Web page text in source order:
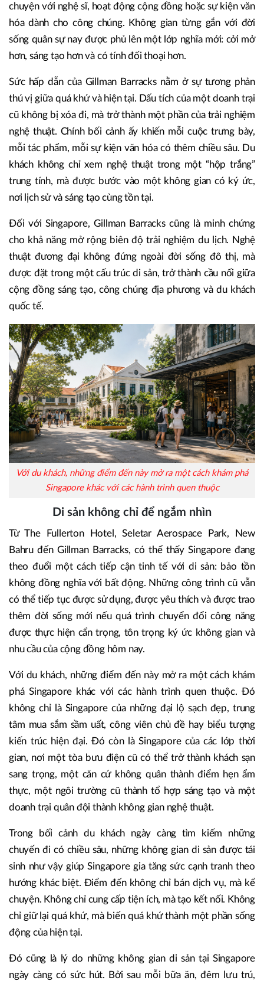
chuyện với nghệ sĩ, hoạt động cộng đồng hoặc sự kiện văn
hóa dành cho công chúng. Không gian từng gắn với đời
sống quân sự nay được phủ lên một lớp nghĩa mới: cởi mở
hơn, sáng tạo hơn và có tính đối thoại hơn.
Sức hấp dẫn của Gillman Barracks nằm ở sự tương phản
thú vị giữa quá khứ và hiện tại. Dấu tích của một doanh trại
cũ không bị xóa đi, mà trở thành một phần của trải nghiệm
nghệ thuật. Chính bối cảnh ấy khiến mỗi cuộc trưng bày,
mỗi tác phẩm, mỗi sự kiện văn hóa có thêm chiều sâu. Du
khách không chỉ xem nghệ thuật trong một “hộp trắng”
trung tính, mà được bước vào một không gian có ký ức,
nơi lịch sử và sáng tạo cùng tồn tại.
Đối với Singapore, Gillman Barracks cũng là minh chứng
cho khả năng mở rộng biên độ trải nghiệm du lịch. Nghệ
thuật đương đại không đứng ngoài đời sống đô thị, mà
được đặt trong một cấu trúc di sản, trở thành cầu nối giữa
cộng đồng sáng tạo, công chúng địa phương và du khách
quốc tế.
Với du khách, những điểm đến này mở ra một cách khám phá
Singapore khác với các hành trình quen thuộc
Di sản không chỉ để ngắm nhìn
Từ The Fullerton Hotel, Seletar Aerospace Park, New
Bahru đến Gillman Barracks, có thể thấy Singapore đang
theo đuổi một cách tiếp cận tinh tế với di sản: bảo tồn
không đồng nghĩa với bất động. Những công trình cũ vẫn
có thể tiếp tục được sử dụng, được yêu thích và được trao
thêm đời sống mới nếu quá trình chuyển đổi công năng
được thực hiện cẩn trọng, tôn trọng ký ức không gian và
nhu cầu của cộng đồng hôm nay.
Với du khách, những điểm đến này mở ra một cách khám
phá Singapore khác với các hành trình quen thuộc. Đó
không chỉ là Singapore của những đại lộ sạch đẹp, trung
tâm mua sắm sầm uất, công viên chủ đề hay biểu tượng
kiến trúc hiện đại. Đó còn là Singapore của các lớp thời
gian, nơi một tòa bưu điện cũ có thể trở thành khách sạn
sang trọng, một căn cứ không quân thành điểm hẹn ẩm
thực, một ngôi trường cũ thành tổ hợp sáng tạo và một
doanh trại quân đội thành không gian nghệ thuật.
Trong bối cảnh du khách ngày càng tìm kiếm những
chuyến đi có chiều sâu, những không gian di sản được tái
sinh như vậy giúp Singapore gia tăng sức cạnh tranh theo
hướng khác biệt. Điểm đến không chỉ bán dịch vụ, mà kể
chuyện. Không chỉ cung cấp tiện ích, mà tạo kết nối. Không
chỉ giữ lại quá khứ, mà biến quá khứ thành một phần sống
động của hiện tại.
Đó cũng là lý do những không gian di sản tại Singapore
ngày càng có sức hút. Bởi sau mỗi bữa ăn, đêm lưu trú,